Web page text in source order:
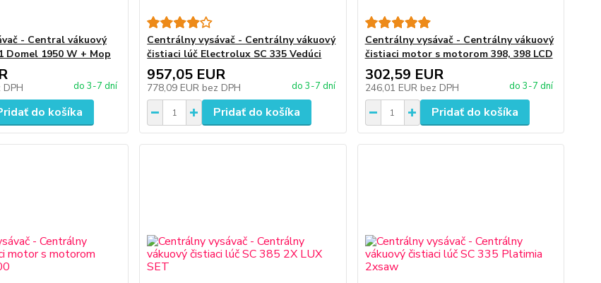
- Central vákuový
Domel 1950 W + Mop
DPH do 3-7 dní
do košíka
Centrálny vysávač - Centrálny vákuový
čistiaci lúč Electrolux SC 335 Vedúci
957,05 EUR
778,09 EUR bez DPH do 3-7 dní
Pridať do košíka
Centrálny vysávač - Centrálny vákuový
čistiaci motor s motorom 398, 398 LCD
302,59 EUR
246,01 EUR bez DPH do 3-7 dní
Pridať do košíka